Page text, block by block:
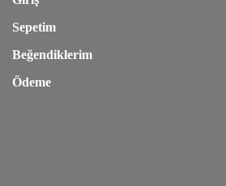
Sepetim
Beğendiklerim
Ödeme